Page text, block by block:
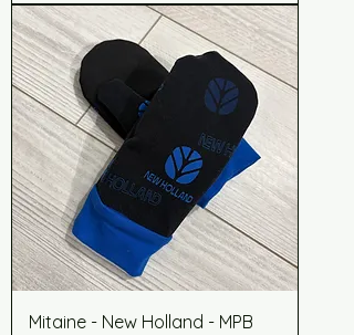
Mitaine - New Holland - MPB